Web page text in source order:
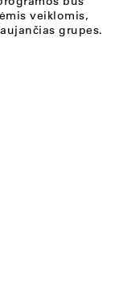
veiklomis,
grupes.